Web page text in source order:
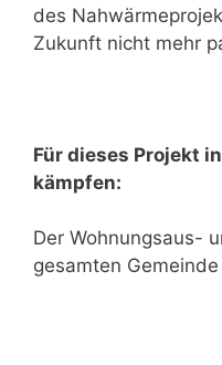
des
Zukunft nicht mehr
Für dieses Projekt
kämpfen:
Der Wohnungsaus-
gesamten